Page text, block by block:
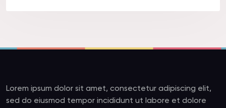
Lorem ipsum dolor sit amet, consectetur adipiscing elit,
sed do eiusmod tempor incididunt ut labore et dolore